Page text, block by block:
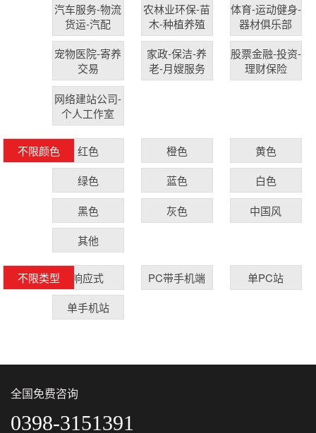
汽车服务-物流
货运-汽配
农林业环保-苗
木-种植养殖
体育-运动健身-
器材俱乐部
宠物医院-寄养
交易
家政-保洁-养
老-月嫂服务
股票金融-投资-
理财保险
网络建站公司-
个人工作室
不限颜色 红色 橙色 黄色
绿色 蓝色 白色
黑色 灰色 中国风
其他
不限类型 响应式 PC带手机端 单PC站
单手机站
全国免费咨询
0398-3151391